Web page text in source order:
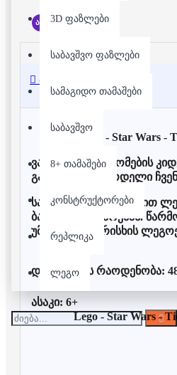
3D ფაზლები
საბავშვო ფაზლები
სამაგიდო თამაშები
საბავშვო
8+ თამაშები
კონსტრუქტორები
რეპლიკა
ლეგო
არ არის მარაგში
აღწერა
ლეგო - Star Wars -
ვარსკვლავური ომების
გამორჩეული მოდელი
საუკუნოვანი ისტორიით
ბავშვების გახარებას.
უმაღლესი ხარისხის
დეტალების რაოდენობა:
ასაკი: 6+
Lego -Star Wars -